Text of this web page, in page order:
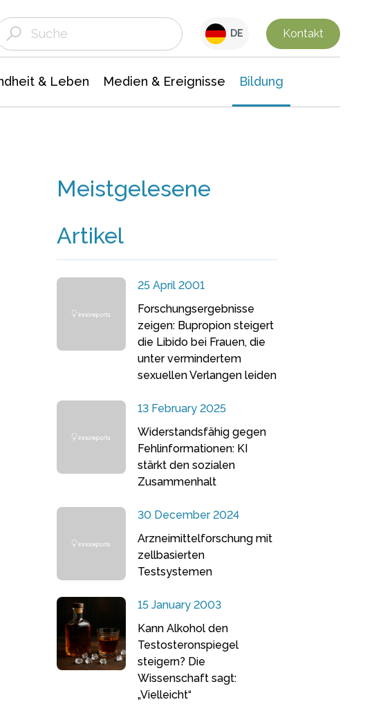
DE Kontakt
& Leben Medien & Ereignisse Bildung
Meistgelesene
Artikel
25 April 2001
Forschungsergebnisse
zeigen: Bupropion steigert
die Libido bei Frauen, die
unter vermindertem
sexuellen Verlangen leiden
13 February 2025
Widerstandsfähig gegen
Fehlinformationen: KI
stärkt den sozialen
Zusammenhalt
30 December 2024
Arzneimittelforschung mit
zellbasierten
Testsystemen
15 January 2003
Kann Alkohol den
Testosteronspiegel
steigern? Die
Wissenschaft sagt:
„Vielleicht“